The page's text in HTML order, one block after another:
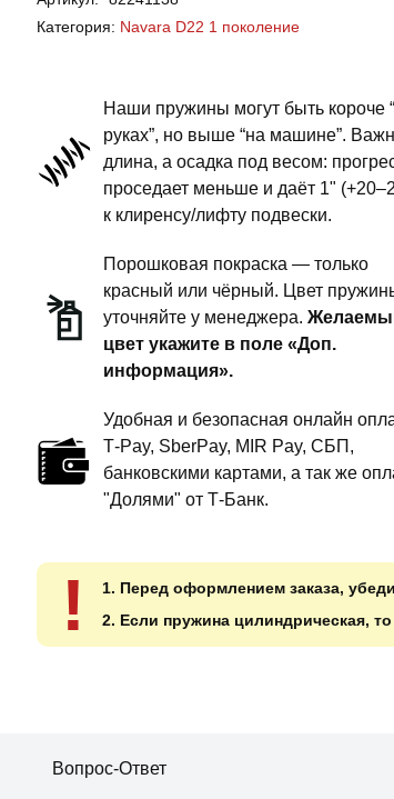
Navara
D22
поколение
пружины
передней
подвески
дюйма
комфорт
Категория: Navara D22 1 поколение
Наши пружины могут быть короче
руках”, но выше “на машине”.
длина, а осадка под весом:
проседает меньше и даёт 1"
к клиренсу/лифту подвески.
Порошковая покраска — только
красный или чёрный. Цвет
уточняйте у менеджера.
цвет укажите в поле «Доп.
информация».
Удобная и безопасная онлайн
T‑Pay, SberPay, MIR Pay, СБП,
банковскими картами, а так же
"Долями" от Т-Банк.
!
1. Перед оформлением заказа,
2. Если пружина цилиндрическая,
Вопрос-Ответ